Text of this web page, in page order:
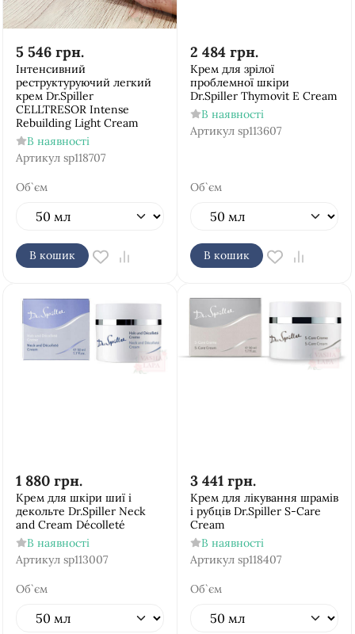
5 546 грн.
Інтенсивний
реструктуруючий легкий
крем Dr.Spiller
CELLTRESOR Intense
Rebuilding Light Cream
В наявності
Артикул sp118707
Об`єм
В кошик
2 484 грн.
Крем для зрілої
проблемної шкіри
Dr.Spiller Thymovit E Cream
В наявності
Артикул sp113607
Об`єм
В кошик
1 880 грн.
Крем для шкіри шиї і
декольте Dr.Spiller Neck
and Cream Décolleté
В наявності
Артикул sp113007
Об`єм
3 441 грн.
Крем для лікування шрамів
і рубців Dr.Spiller S-Care
Cream
В наявності
Артикул sp118407
Об`єм